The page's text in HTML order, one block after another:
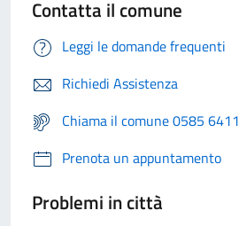
Contatta il comune
Leggi le domande frequenti
Richiedi Assistenza
Chiama il comune 0585 6411
Prenota un appuntamento
Problemi in città